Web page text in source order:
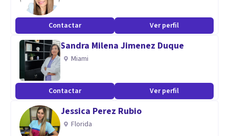
Contactar Ver perfil
Sandra Milena Jimenez Duque
Miami
Contactar Ver perfil
Jessica Perez Rubio
Florida